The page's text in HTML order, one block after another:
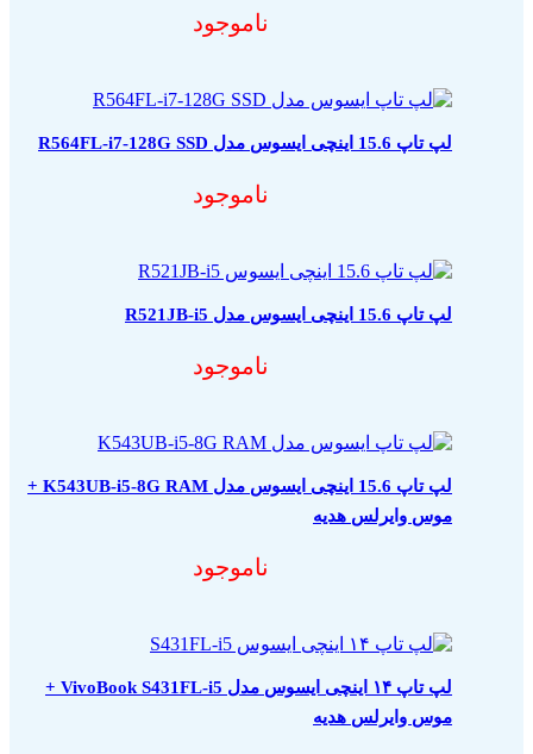
ناموجود
لپ تاپ 15.6 اینچی ایسوس مدل R564FL-i7-128G SSD
ناموجود
لپ تاپ 15.6 اینچی ایسوس مدل R521JB-i5
ناموجود
لپ تاپ 15.6 اینچی ایسوس مدل K543UB-i5-8G RAM +
موس وایرلس هدیه
ناموجود
لپ تاپ ۱۴ اینچی ایسوس مدل VivoBook S431FL-i5 +
موس وایرلس هدیه